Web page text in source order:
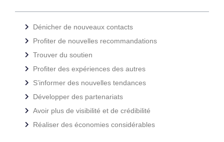
Dénicher de nouveaux contacts
Profiter de nouvelles recommandations
Trouver du soutien
Profiter des expériences des autres
S’informer des nouvelles tendances
Développer des partenariats
Avoir plus de visibilité et de crédibilité
Réaliser des économies considérables